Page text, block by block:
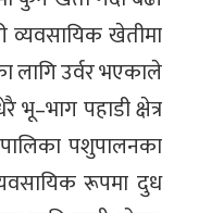
व्यवसायिक खेतीमा
लागि उर्वर भएकाले
पहाडी क्षेत्र
पशुपालनका
रूपमा दुध